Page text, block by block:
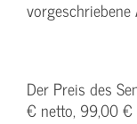
Der Preis des
€ netto, 99,00 €